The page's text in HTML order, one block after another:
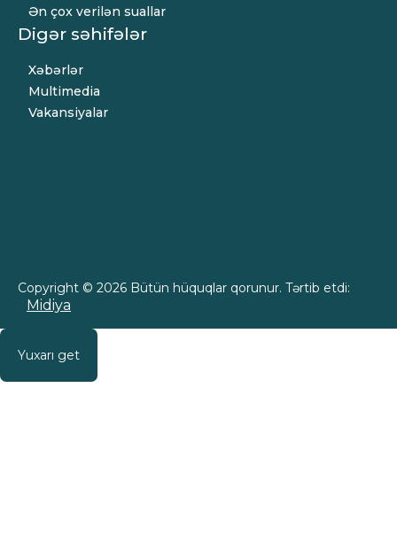
Ən çox verilən suallar
Digər səhifələr
Xəbərlər
Multimedia
Vakansiyalar
Copyright © 2026 Bütün hüquqlar qorunur. Tərtib etdi:
Midiya
Yuxarı get